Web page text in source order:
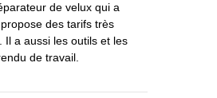
de velux qui a
des tarifs très
Il a aussi les outils et les
de travail.